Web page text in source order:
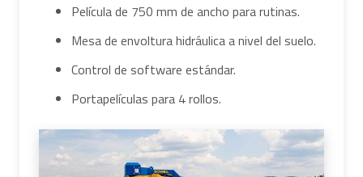
Película de 750 mm de ancho para rutinas.
Mesa de envoltura hidráulica a nivel del suelo.
Control de software estándar.
Portapelículas para 4 rollos.